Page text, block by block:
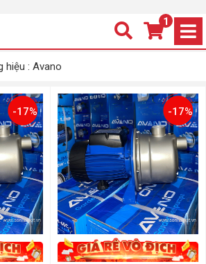
1
hiệu : Avano
-17% -17%